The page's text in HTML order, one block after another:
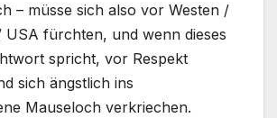
– müsse sich also vor Westen /
USA fürchten, und wenn dieses
spricht, vor Respekt
sich ängstlich ins
Mauseloch verkriechen.